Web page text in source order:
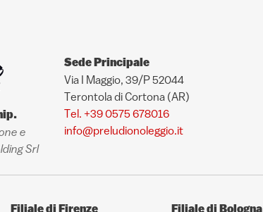
e
Srl
Sede Principale
Via I Maggio, 39/P 52044
Terontola di Cortona (AR)
Tel. +39 0575 678016
info@preludionoleggio.it
Filiale di Firenze Filiale di Bologna